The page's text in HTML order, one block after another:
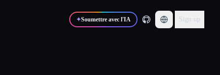
✦Soumettre avec l'IA Sign up